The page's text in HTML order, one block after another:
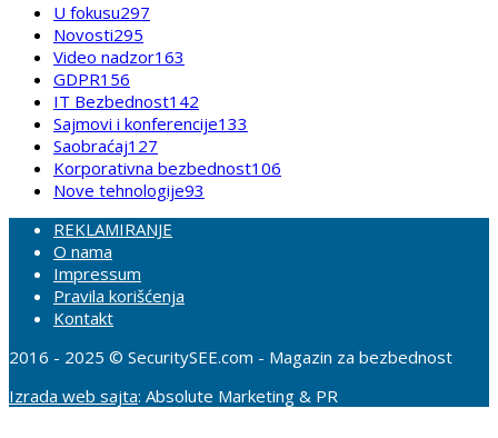
U fokusu297
Novosti295
Video nadzor163
GDPR156
IT Bezbednost142
Sajmovi i konferencije133
Saobraćaj127
Korporativna bezbednost106
Nove tehnologije93
REKLAMIRANJE
O nama
Impressum
Pravila korišćenja
Kontakt
2016 - 2025 © SecuritySEE.com - Magazin za bezbednost
Izrada web sajta: Absolute Marketing & PR